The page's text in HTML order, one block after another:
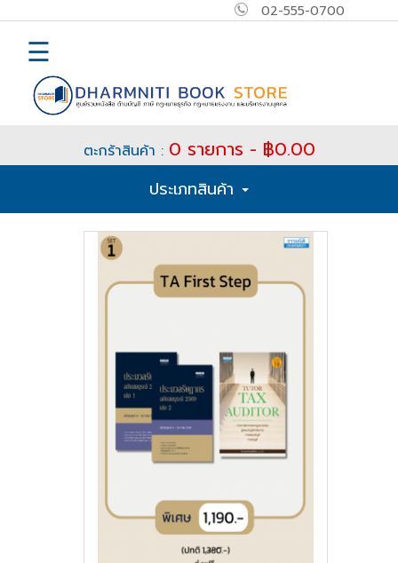
02-555-0700
MAIN
MENU
E-
☰
ตะกร้าสินค้า : 0 รายการ - ฿0.00
ประเภทสินค้า
×